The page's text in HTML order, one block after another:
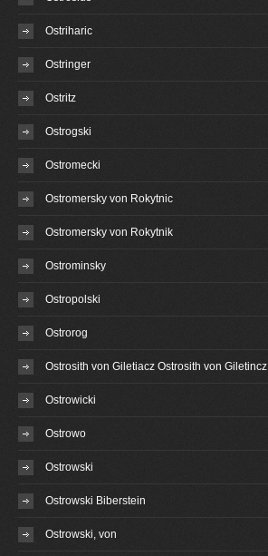
Ostriharic
Ostringer
Ostritz
Ostrogski
Ostromecki
Ostromersky von Rokytnic
Ostromersky von Rokytnik
Ostrominsky
Ostropolski
Ostrorog
Ostrosith von Giletiacz Ostrosith von Giletincz
Ostrowicki
Ostrowo
Ostrowski
Ostrowski Biberstein
Ostrowski, von